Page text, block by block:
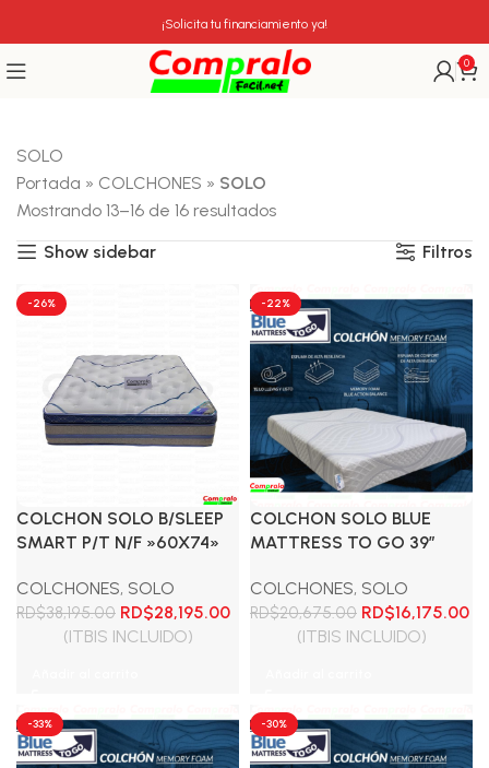
¡Solicita tu financiamiento ya!
0
SOLO
Portada » COLCHONES » SOLO
Mostrando 13–16 de 16 resultados
Show sidebar
Filtros
-26%
COLCHON SOLO B/SLEEP
SMART P/T N/F »60X74»
COLCHONES, SOLO
RD$38,195.00 El
precio
RD$28,195.00El
RD$28,195.00.
(ITBIS INCLUIDO)
-22%
COLCHON SOLO BLUE
MATTRESS TO GO 39″
COLCHONES, SOLO
RD$20,675.00 El
precio
RD$16,175.00El
(ITBIS INCLUIDO)
-33% -30%